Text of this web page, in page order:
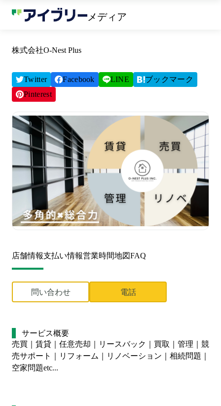
メディア
株式会社O-Nest Plus
Twitter Facebook LINE
ブックマーク
Pinterest
店舗情報支払い情報営業時間地図FAQ
問い合わせ 電話
サービス概要
売買｜賃貸｜任意売却｜リースバック｜買取｜管理｜競
売サポート｜リフォーム｜リノベーション｜相続問題｜
空家問題etc...